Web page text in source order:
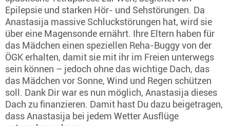
Epilepsie und starken Hör- und Sehstörungen. Da
Anastasija massive Schluckstörungen hat, wird sie
über eine Magensonde ernährt. Ihre Eltern haben für
das Mädchen einen speziellen Reha-Buggy von der
ÖGK erhalten, damit sie mit ihr im Freien unterwegs
sein können – jedoch ohne das wichtige Dach, das
das Mädchen vor Sonne, Wind und Regen schützen
soll. Dank Dir war es nun möglich, Anastasija dieses
Dach zu finanzieren. Damit hast Du dazu beigetragen,
dass Anastasija bei jedem Wetter Ausflüge